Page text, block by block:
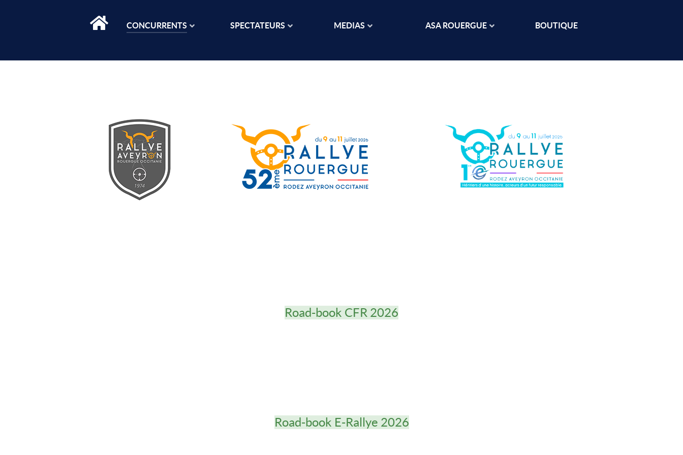
CONCURRENTS SPECTATEURS MEDIAS ASA ROUERGUE BOUTIQUE
Road-book CFR 2026
Road-book E-Rallye 2026